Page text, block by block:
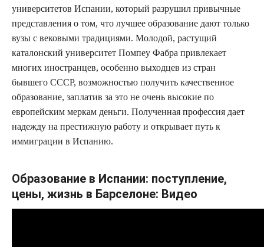
университетов Испании, который разрушил привычные
представления о том, что лучшее образование дают только
вузы с вековыми традициями. Молодой, растущий
каталонский университет Помпеу Фабра привлекает
многих иностранцев, особенно выходцев из стран
бывшего СССР, возможностью получить качественное
образование, заплатив за это не очень высокие по
европейским меркам деньги. Полученная профессия дает
надежду на престижную работу и открывает путь к
иммиграции в Испанию.
Образование в Испании: поступление,
цены, жизнь в Барселоне: Видео